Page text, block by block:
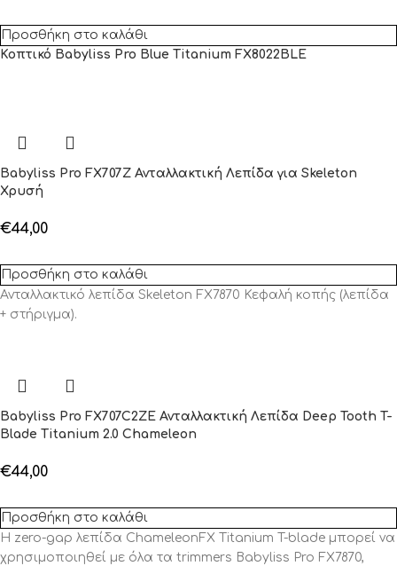
Προσθήκη στο καλάθι
Κοπτικό Babyliss Pro Blue Titanium FX8022BLE
Babyliss Pro FX707Ζ Ανταλλακτική Λεπίδα για Skeleton
Χρυσή
€44,00
Προσθήκη στο καλάθι
Ανταλλακτικό λεπίδα Skeleton FX7870 Κεφαλή κοπής (λεπίδα
+ στήριγμα).
Babyliss Pro FX707C2ZE Ανταλλακτική Λεπίδα Deep Tooth T-
Blade Titanium 2.0 Chameleon
€44,00
Προσθήκη στο καλάθι
Η zero-gap λεπίδα ChameleonFX Titanium T-blade μπορεί να
χρησιμοποιηθεί με όλα τα trimmers Babyliss Pro FX7870,